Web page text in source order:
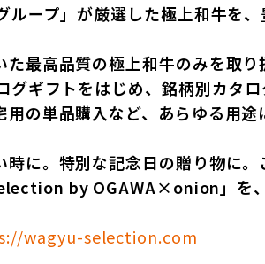
ループ」が厳選した極上和牛を
た最高品質の極上和牛のみを取
ギフトをはじめ、銘柄別カタ
用の単品購入など、あらゆる用
時に。特別な記念日の贈り物に
by OGAWA×onion」を
wagyu-selection.com